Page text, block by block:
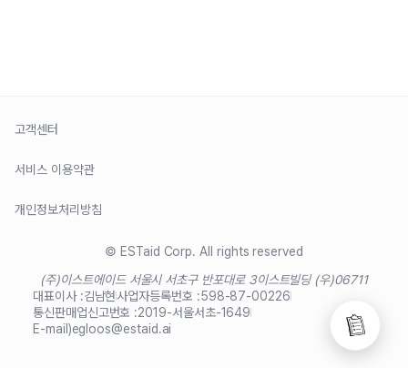
고객센터
서비스 이용약관
개인정보처리방침
© ESTaid Corp. All rights reserved
(주)이스트에이드 서울시 서초구 반포대로 3이스트빌딩 (우)06711
대표이사 :김남현사업자등록번호 :598-87-00226
통신판매업신고번호 :2019-서울서초-1649
E-mail)egloos@estaid.ai